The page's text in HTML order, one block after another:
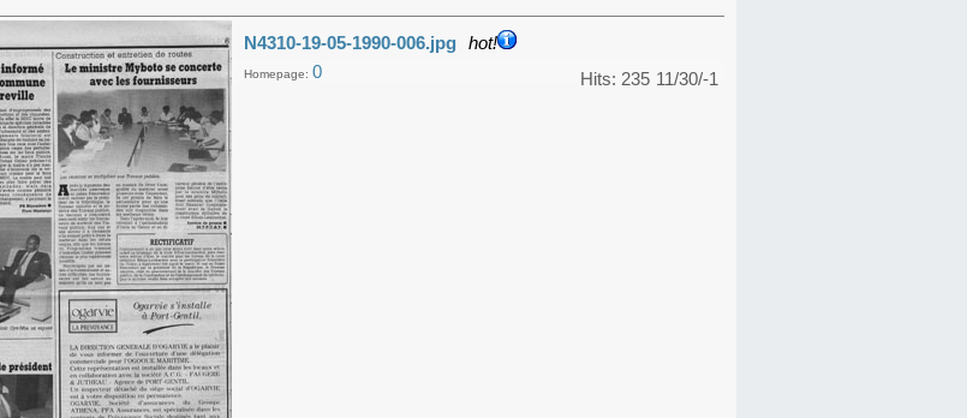
N4310-19-05-1990-006.jpg hot!
11/30/-1
Hits: 235
Homepage: 0